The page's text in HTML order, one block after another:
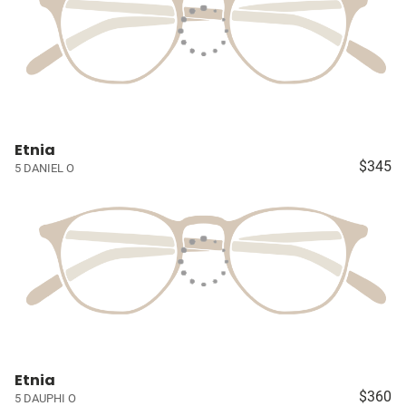
Etnia
5 DANIEL O $345
Etnia
5 DAUPHI O $360